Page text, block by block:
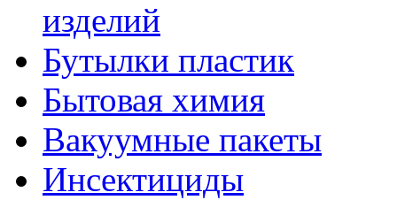
изделий
Бутылки пластик
Бытовая химия
Вакуумные пакеты
Инсектициды